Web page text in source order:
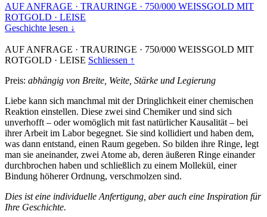
AUF ANFRAGE · TRAURINGE · 750/000 WEISSGOLD MIT
ROTGOLD · LEISE
Geschichte lesen ↓
AUF ANFRAGE · TRAURINGE · 750/000 WEISSGOLD MIT
ROTGOLD · LEISE Schliessen ↑
Preis: abhängig von Breite, Weite, Stärke und Legierung
Liebe kann sich manchmal mit der Dringlichkeit einer chemischen
Reaktion einstellen. Diese zwei sind Chemiker und sind sich
unverhofft – oder womöglich mit fast natürlicher Kausalität – bei
ihrer Arbeit im Labor begegnet. Sie sind kollidiert und haben dem,
was dann entstand, einen Raum gegeben. So bilden ihre Ringe, legt
man sie aneinander, zwei Atome ab, deren äußeren Ringe einander
durchbrochen haben und schließlich zu einem Mollekül, einer
Bindung höherer Ordnung, verschmolzen sind.
Dies ist eine individuelle Anfertigung, aber auch eine Inspiration für
Ihre Geschichte.